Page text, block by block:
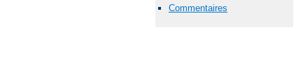
Commentaires